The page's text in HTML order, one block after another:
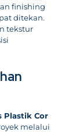
finishing
ditekan.
tekstur
Plastik Cor
melalui